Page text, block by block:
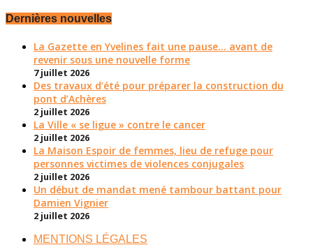
Dernières nouvelles
La Gazette en Yvelines fait une pause... avant de
revenir sous une nouvelle forme
7 juillet 2026
Des travaux d’été pour préparer la construction du
pont d’Achères
2 juillet 2026
La Ville « se ligue » contre le cancer
2 juillet 2026
La Maison Espoir de femmes, lieu de refuge pour
personnes victimes de violences conjugales
2 juillet 2026
Un début de mandat mené tambour battant pour
Damien Vignier
2 juillet 2026
MENTIONS LÉGALES